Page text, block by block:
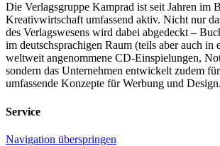
Die Verlagsgruppe Kamprad ist seit Jahren im
Kreativwirtschaft umfassend aktiv. Nicht nur
des Verlagswesens wird dabei abgedeckt –
im deutschsprachigen Raum (teils aber auch in
weltweit angenommene CD-Einspielungen,
sondern das Unternehmen entwickelt zudem
umfassende Konzepte für Werbung und Design.
Service
Navigation überspringen